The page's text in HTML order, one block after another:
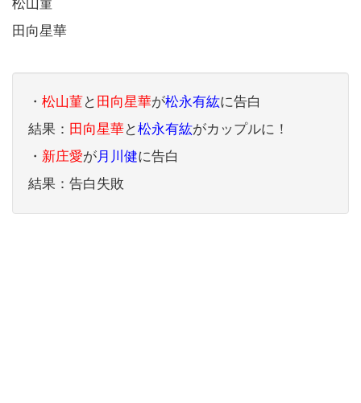
松山菫
田向星華
・ 松山菫と 田向星華が松永有紘に告白
結果： 田向星華と松永有紘がカップルに！
・ 新庄愛が月川健に告白
結果：告白失敗